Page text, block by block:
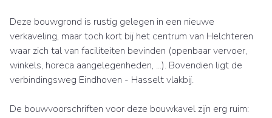
Deze bouwgrond is rustig gelegen in een nieuwe
verkaveling, maar toch kort bij het centrum van Helchteren
waar zich tal van faciliteiten bevinden (openbaar vervoer,
winkels, horeca aangelegenheden, ...). Bovendien ligt de
verbindingsweg Eindhoven - Hasselt vlakbij.
De bouwvoorschriften voor deze bouwkavel zijn erg ruim: